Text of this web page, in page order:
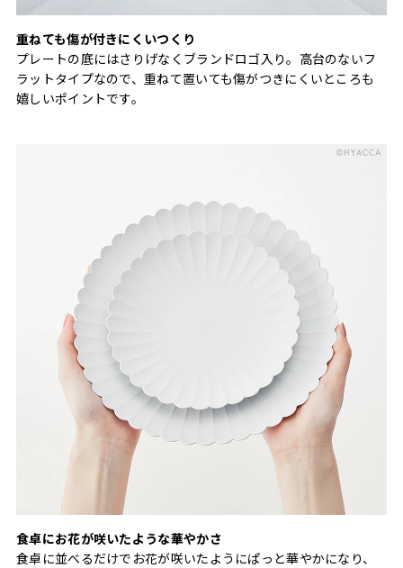
重ねても傷が付きにくいつくり
プレートの底にはさりげなくブランドロゴ入り。高台のないフ
ラットタイプなので、重ねて置いても傷がつきにくいところも
嬉しいポイントです。
食卓にお花が咲いたような華やかさ
食卓に並べるだけでお花が咲いたようにぱっと華やかになり、